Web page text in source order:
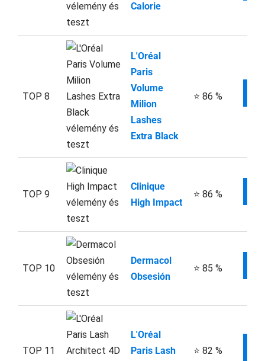
Calorie
TOP 8
L'Oréal
Paris
Volume
Milion
Lashes
Extra Black
⭐ 86 %
TOP 9
Clinique
High Impact
⭐ 86 %
TOP 10
Dermacol
Obsesión
⭐ 85 %
TOP 11
L'Oréal
Paris Lash
⭐ 82 %